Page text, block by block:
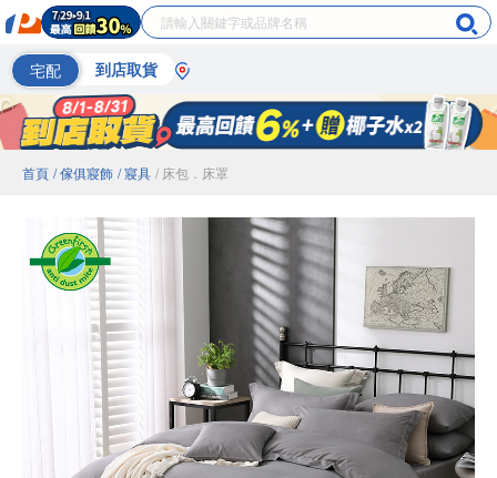
宅配 到店取貨
首頁 / 傢俱寢飾 / 寢具 / 床包．床罩